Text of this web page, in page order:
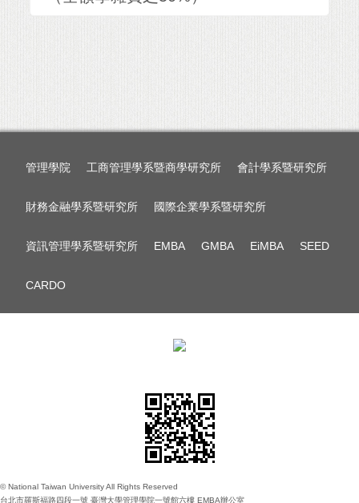
管理學院 工商管理學系暨商學研究所 會計學系暨研究所
財務金融學系暨研究所 國際企業學系暨研究所
資訊管理學系暨研究所 EMBA GMBA EiMBA SEED
CARDO
© National Taiwan University All Rights Reserved
台北市羅斯福路四段一號 臺灣大學管理學院一號館六樓 EMBA辦公室